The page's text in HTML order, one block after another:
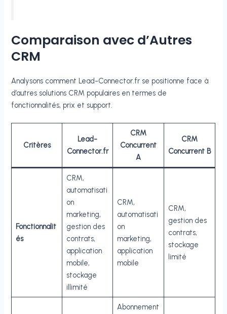
Comparaison avec d’Autres
CRM
Analysons comment Lead-Connector.fr se positionne face à
d’autres solutions CRM populaires en termes de
fonctionnalités, prix et support.
Critères
Lead-
Connector.fr
CRM
Concurrent
A
CRM
Concurrent B
Fonctionnalit
és
CRM,
automatisati
on
marketing,
gestion des
contrats,
application
mobile,
stockage
illimité
CRM,
automatisati
on
marketing,
application
mobile
CRM,
gestion des
contrats,
stockage
limité
Abonnement